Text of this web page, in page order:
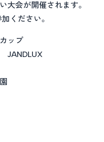
大会が開催されます。
ください。
ップ
JANDLUX